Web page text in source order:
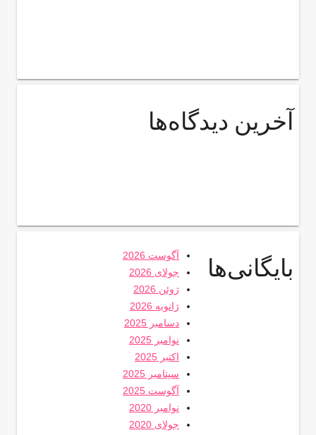
آخرین دیدگاه‌ها
بایگانی‌ها
آگوست 2026
جولای 2026
ژوئن 2026
ژانویه 2026
دسامبر 2025
نوامبر 2025
اکتبر 2025
سپتامبر 2025
آگوست 2025
نوامبر 2020
جولای 2020